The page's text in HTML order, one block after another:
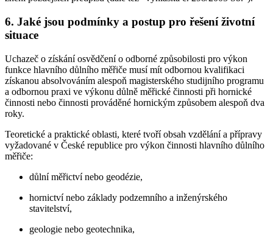
6. Jaké jsou podmínky a postup pro řešení životní
situace
Uchazeč o získání osvědčení o odborné způsobilosti pro výkon
funkce hlavního důlního měřiče musí mít odbornou kvalifikaci
získanou absolvováním alespoň magisterského studijního programu
a odbornou praxi ve výkonu důlně měřické činnosti při hornické
činnosti nebo činnosti prováděné hornickým způsobem alespoň dva
roky.
Teoretické a praktické oblasti, které tvoří obsah vzdělání a přípravy
vyžadované v České republice pro výkon činnosti hlavního důlního
měřiče:
důlní měřictví nebo geodézie,
hornictví nebo základy podzemního a inženýrského
stavitelství,
geologie nebo geotechnika,